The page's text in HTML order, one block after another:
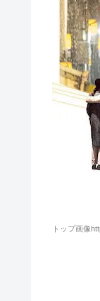
トップ画像